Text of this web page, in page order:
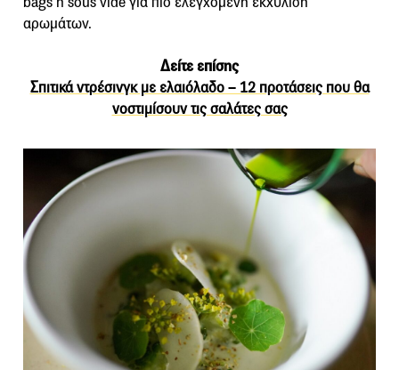
αρωμάτων.
Δείτε επίσης
Σπιτικά ντρέσινγκ με ελαιόλαδο – 12 προτάσεις που θα
νοστιμίσουν τις σαλάτες σας